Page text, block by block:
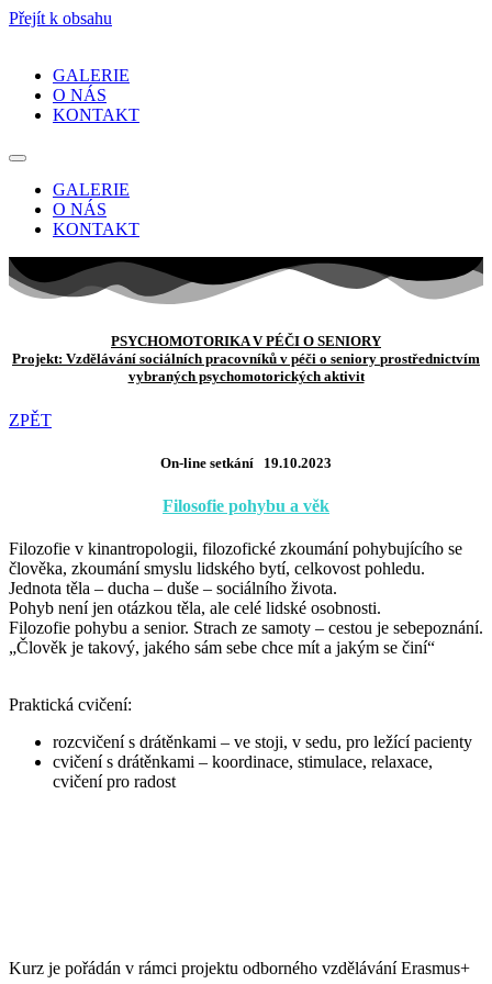
Přejít k obsahu
GALERIE
O NÁS
KONTAKT
GALERIE
O NÁS
KONTAKT
PSYCHOMOTORIKA V PÉČI O SENIORY
Projekt: Vzdělávání sociálních pracovníků v péči o seniory prostřednictvím
vybraných psychomotorických aktivit
ZPĚT
On-line setkání 19.10.2023
Filosofie pohybu a věk
Filozofie v kinantropologii, filozofické zkoumání pohybujícího se
člověka, zkoumání smyslu lidského bytí, celkovost pohledu.
Jednota těla – ducha – duše – sociálního života.
Pohyb není jen otázkou těla, ale celé lidské osobnosti.
Filozofie pohybu a senior. Strach ze samoty – cestou je sebepoznání.
„Člověk je takový, jakého sám sebe chce mít a jakým se činí“
Praktická cvičení:
rozcvičení s drátěnkami – ve stoji, v sedu, pro ležící pacienty
cvičení s drátěnkami – koordinace, stimulace, relaxace,
cvičení pro radost
Kurz je pořádán v rámci projektu odborného vzdělávání Erasmus+